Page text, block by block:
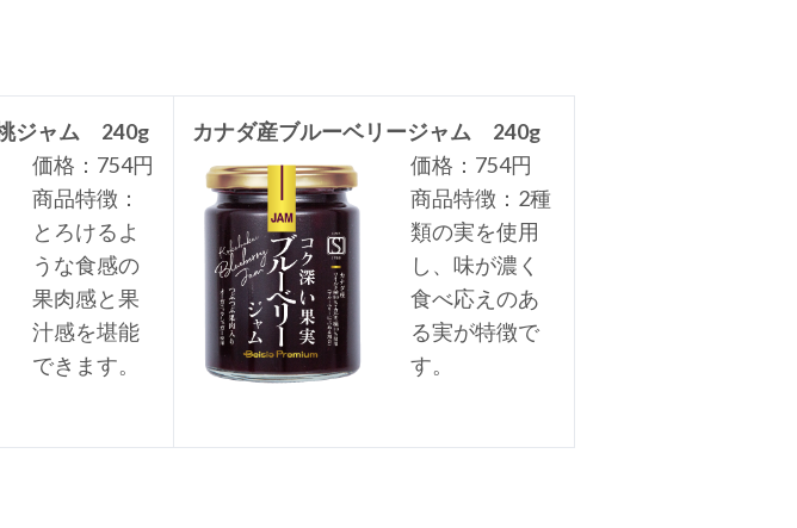
ジャム 240g
価格：754円
商品特徴：
とろけるよ
うな食感の
果肉感と果
汁感を堪能
できます。
カナダ産ブルーベリージャム 240g
価格：754円
商品特徴：2種
類の実を使用
し、味が濃く
食べ応えのあ
る実が特徴で
す。